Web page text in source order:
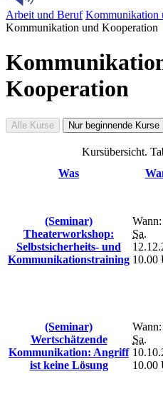
Arbeit und Beruf Kommunikation
Kommunikation und Kooperation
Kooperation
Alle Kurse Nur beginnende Kurse
Kursübersicht.
Was
(Seminar)
Theaterworkshop:
Selbstsicherheits- und
Kommunikationstraining
Wann:
Sa.
10.00
(Seminar)
Wertschätzende
Kommunikation: Angriff
ist keine Lösung
Wann:
Sa.
10.00